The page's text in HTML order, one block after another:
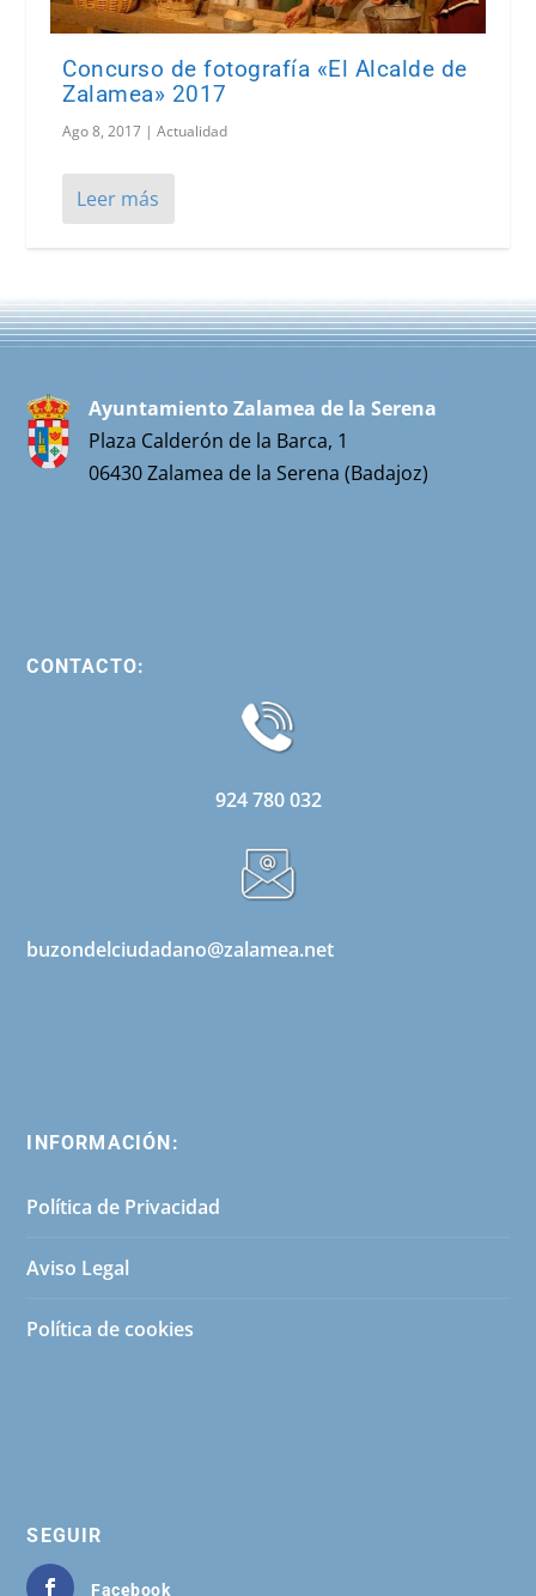
Concurso de fotografía «El Alcalde de
Zalamea» 2017
Ago 8, 2017 |Actualidad
Leer más
Ayuntamiento Zalamea de la Serena
Plaza Calderón de la Barca, 1
06430 Zalamea de la Serena (Badajoz)
CONTACTO:
924 780 032
buzondelciudadano@zalamea.net
INFORMACIÓN:
Política de Privacidad
Aviso Legal
Política de cookies
SEGUIR
Facebook